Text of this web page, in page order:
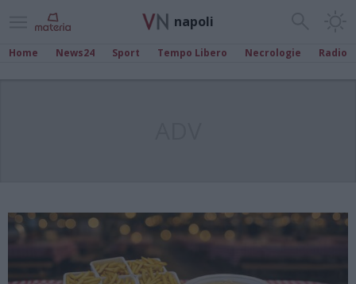
napoli
Home News24 Sport Tempo Libero Necrologie Radio